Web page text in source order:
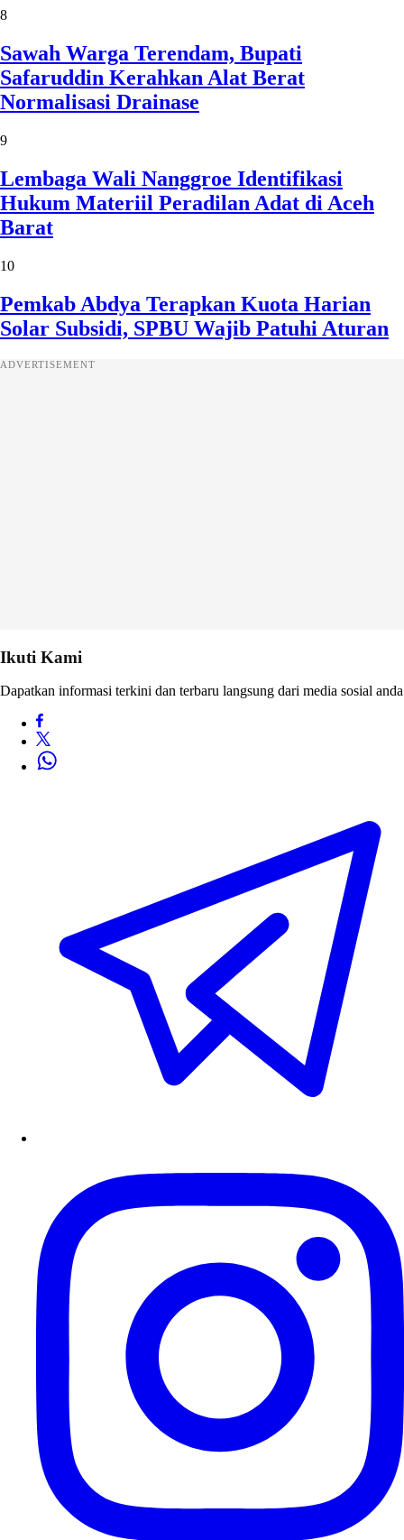
8
Sawah Warga Terendam, Bupati
Safaruddin Kerahkan Alat Berat
Normalisasi Drainase
9
Lembaga Wali Nanggroe Identifikasi
Hukum Materiil Peradilan Adat di Aceh
Barat
10
Pemkab Abdya Terapkan Kuota Harian
Solar Subsidi, SPBU Wajib Patuhi Aturan
ADVERTISEMENT
Ikuti Kami
Dapatkan informasi terkini dan terbaru langsung dari media sosial anda